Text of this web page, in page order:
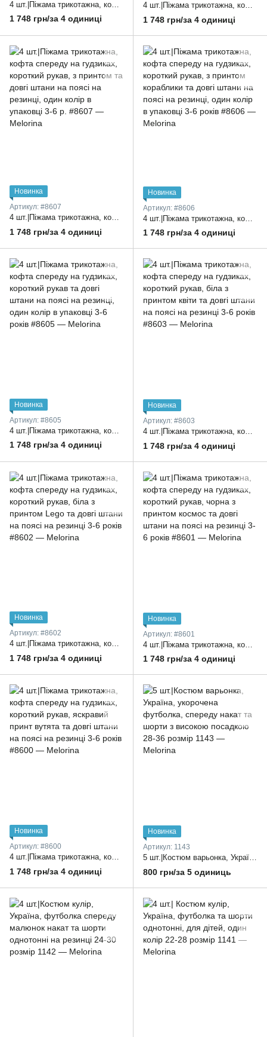
1 748 грн/за 4 одиниці
4 шт.|Піжама трикотажна, кофта спереду на гудзиках, короткий рукав, з принтом та довгі штани на поясі на резинці, один колір в упаковці 3-6 років
1 748 грн/за 4 одиниці
Новинка
Артикул: #8607
4 шт.|Піжама трикотажна, кофта спереду на гудзиках, короткий рукав, з принтом та довгі штани на поясі на резинці, один колір в упаковці 3-6 р.
1 748 грн/за 4 одиниці
Новинка
Артикул: #8606
1 748 грн/за 4 одиниці
Новинка
Артикул: #8605
1 748 грн/за 4 одиниці
Новинка
Артикул: #8603
4 шт.|Піжама трикотажна, кофта спереду на гудзиках, короткий рукав, біла з принтом квіти та довгі штани на поясі на резинці 3-6 років
1 748 грн/за 4 одиниці
Новинка
Артикул: #8602
4 шт.|Піжама трикотажна, кофта спереду на гудзиках, короткий рукав, біла з принтом Lego та довгі штани на поясі на резинці 3-6 років
1 748 грн/за 4 одиниці
Новинка
Артикул: #8601
1 748 грн/за 4 одиниці
Новинка
Артикул: #8600
4 шт.|Піжама трикотажна, кофта спереду на гудзиках, короткий рукав, яскравий принт вутята та довгі штани на поясі на резинці 3-6 років
1 748 грн/за 4 одиниці
Новинка
Артикул: 1143
5 шт.|Костюм варьонка, Україна, укорочена футболка, спереду накат та шорти з високою посадкою 28-36 розмір
800 грн/за 5 одиниць